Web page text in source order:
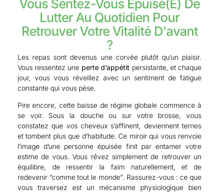
Vous Sentez-Vous Épuisé(e) De
Lutter Au Quotidien Pour
Retrouver Votre Vitalité D'avant
?
Les repas sont devenus une corvée plutôt qu’un plaisir.
Vous ressentez une perte d’appétit persistante, et chaque
jour, vous vous réveillez avec un sentiment de fatigue
constante qui vous pèse.
Pire encore, cette baisse de régime globale commence à
se voir. Sous la douche ou sur votre brosse, vous
constatez que vos cheveux s’affinent, deviennent ternes
et tombent plus que d’habitude. Ce miroir qui vous renvoie
l’image d’une personne épuisée finit par entamer votre
estime de vous. Vous rêvez simplement de retrouver un
équilibre, de ressentir la faim naturellement, et de
redevenir “comme tout le monde”. Rassurez-vous : ce que
vous traversez est un mécanisme physiologique bien